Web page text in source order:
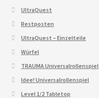
UltraQuest
Restposten
UltraQuest – Einzelteile
Würfel
TRAUMA Universalrollenspiel
Idee! Universalrollenspiel
Level 1/2 Tabletop